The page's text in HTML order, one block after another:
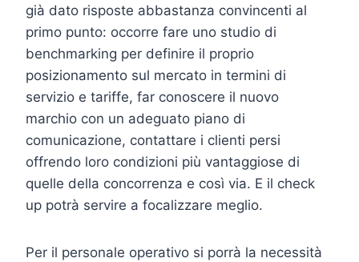
già dato risposte abbastanza convincenti al
primo punto: occorre fare uno studio di
benchmarking per definire il proprio
posizionamento sul mercato in termini di
servizio e tariffe, far conoscere il nuovo
marchio con un adeguato piano di
comunicazione, contattare i clienti persi
offrendo loro condizioni più vantaggiose di
quelle della concorrenza e così via. E il check
up potrà servire a focalizzare meglio.
Per il personale operativo si porrà la necessità